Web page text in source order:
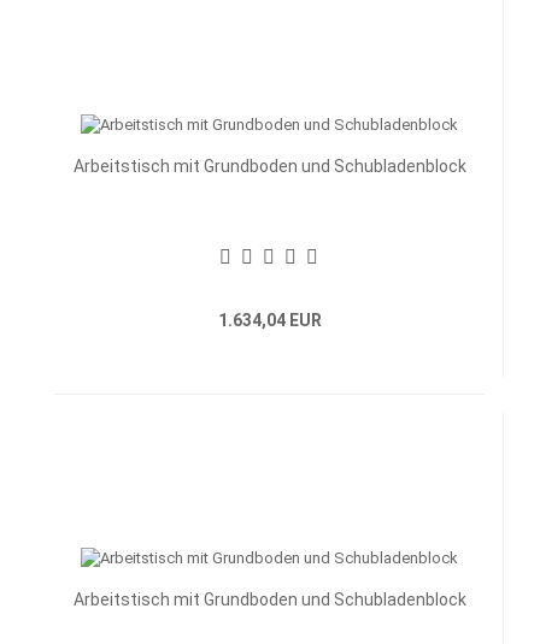
Arbeitstisch mit Grundboden und Schubladenblock
1.634,04 EUR
Arbeitstisch mit Grundboden und Schubladenblock